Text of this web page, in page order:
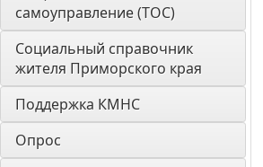
самоуправление (ТОС)
Социальный справочник
жителя Приморского края
Поддержка КМНС
Опрос